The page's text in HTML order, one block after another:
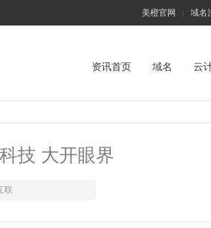
美橙官网 | 域名
资讯首页 域名 云
技 大开眼界
联